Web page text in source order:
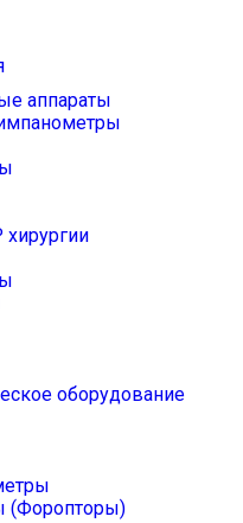
аппараты
оборудование
(Форопторы)